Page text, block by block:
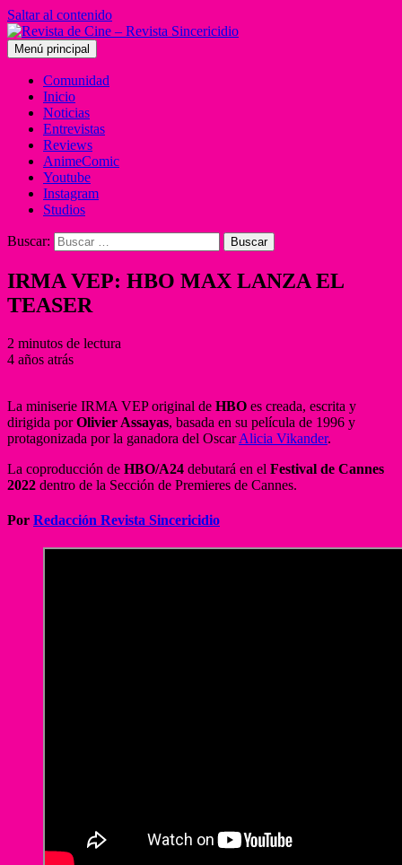
Saltar al contenido
Menú principal
Comunidad
Inicio
Noticias
Entrevistas
Reviews
AnimeComic
Youtube
Instagram
Studios
Buscar:
IRMA VEP: HBO MAX LANZA EL
TEASER
2 minutos de lectura
4 años atrás
La miniserie IRMA VEP original de HBO es creada, escrita y
dirigida porOlivier Assayas, basada en su película de 1996 y
protagonizada por la ganadora del OscarAlicia Vikander.
La coproducción de HBO/A24 debutará en el Festival de Cannes
2022 dentro de la Sección de Premieres de Cannes.
Por Redacción Revista Sincericidio